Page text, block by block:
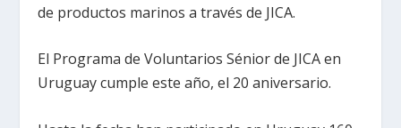
de productos marinos a través de JICA.
El Programa de Voluntarios Sénior de JICA en
Uruguay cumple este año, el 20 aniversario.